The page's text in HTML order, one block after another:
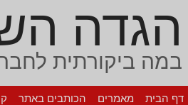
הגדה
במה ביקורתית
דף הבית מאמרים הכותבים באתר